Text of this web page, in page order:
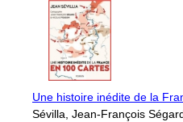
Une histoire inédite de la
Sévilla, Jean-François